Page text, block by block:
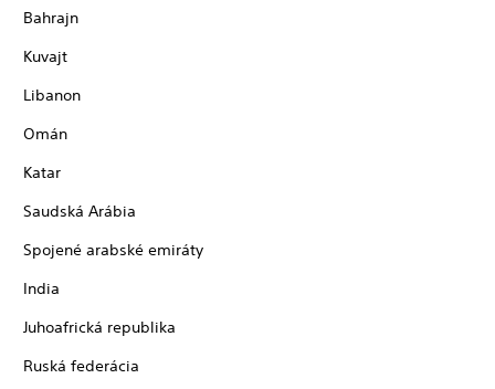
Bahrajn
Kuvajt
Libanon
Omán
Katar
Saudská Arábia
Spojené arabské emiráty
India
Juhoafrická republika
Ruská federácia